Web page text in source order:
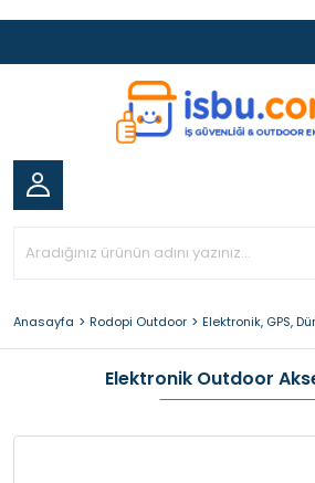
Anasayfa Rodopi Outdoor Elektronik, GPS,
Elektronik Outdoor